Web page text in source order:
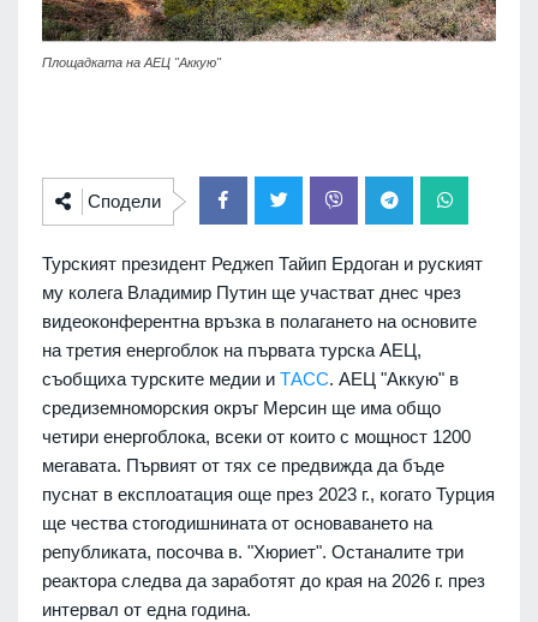
Площадката на АЕЦ "Аккую"
Сподели
Турският президент Реджеп Тайип Ердоган и руският
му колега Владимир Путин ще участват днес чрез
видеоконферентна връзка в полагането на основите
на третия енергоблок на първата турска АЕЦ,
съобщиха турските медии и ТАСС. АЕЦ "Аккую" в
средиземноморския окръг Мерсин ще има общо
четири енергоблока, всеки от които с мощност 1200
мегавата. Първият от тях се предвижда да бъде
пуснат в експлоатация още през 2023 г., когато Турция
ще чества стогодишнината от основаването на
републиката, посочва в. "Хюриет". Останалите три
реактора следва да заработят до края на 2026 г. през
интервал от една година.